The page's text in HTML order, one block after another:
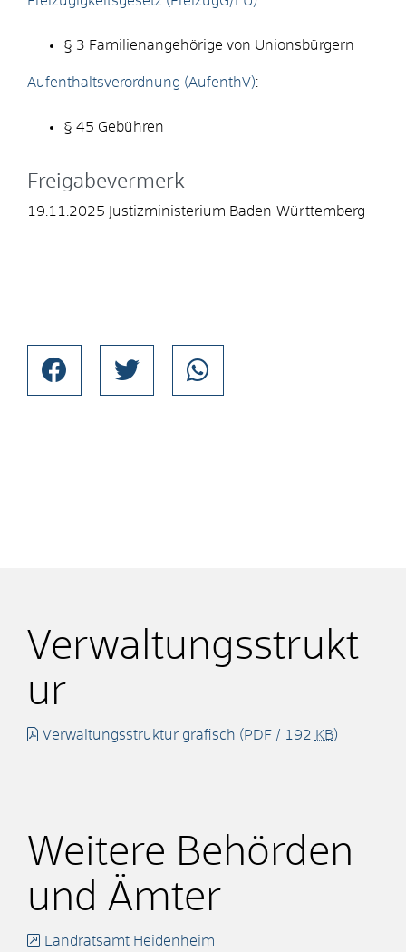
§ 3 Familienangehörige von Unionsbürgern
Aufenthaltsverordnung (AufenthV):
§ 45 Gebühren
Freigabevermerk
19.11.2025 Justizministerium Baden-Württemberg
Verwaltungsstrukt
ur
Verwaltungsstruktur grafisch (PDF / 192 KB)
Weitere Behörden
und Ämter
Landratsamt Heidenheim